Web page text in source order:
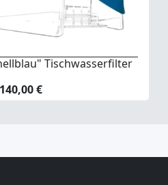
Tischwasserfilter
140,00 €